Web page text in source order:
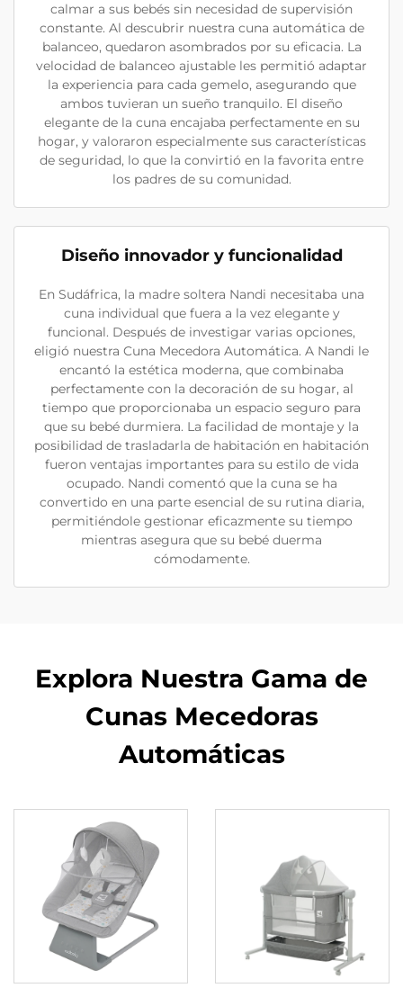
calmar a sus bebés sin necesidad de supervisión
constante. Al descubrir nuestra cuna automática de
balanceo, quedaron asombrados por su eficacia. La
velocidad de balanceo ajustable les permitió adaptar
la experiencia para cada gemelo, asegurando que
ambos tuvieran un sueño tranquilo. El diseño
elegante de la cuna encajaba perfectamente en su
hogar, y valoraron especialmente sus características
de seguridad, lo que la convirtió en la favorita entre
los padres de su comunidad.
Diseño innovador y funcionalidad
En Sudáfrica, la madre soltera Nandi necesitaba una
cuna individual que fuera a la vez elegante y
funcional. Después de investigar varias opciones,
eligió nuestra Cuna Mecedora Automática. A Nandi le
encantó la estética moderna, que combinaba
perfectamente con la decoración de su hogar, al
tiempo que proporcionaba un espacio seguro para
que su bebé durmiera. La facilidad de montaje y la
posibilidad de trasladarla de habitación en habitación
fueron ventajas importantes para su estilo de vida
ocupado. Nandi comentó que la cuna se ha
convertido en una parte esencial de su rutina diaria,
permitiéndole gestionar eficazmente su tiempo
mientras asegura que su bebé duerma
cómodamente.
Explora Nuestra Gama de
Cunas Mecedoras
Automáticas